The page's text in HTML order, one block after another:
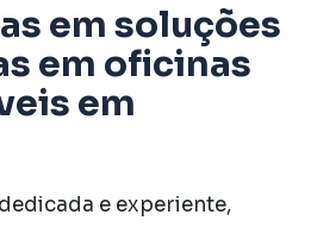
em soluções
em oficinas
em
e experiente,